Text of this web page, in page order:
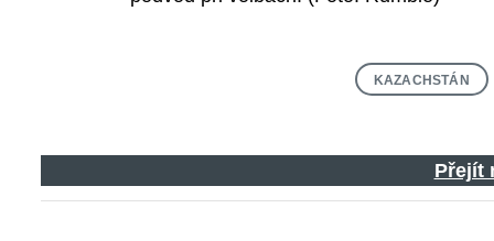
KAZACHSTÁN
Přejít